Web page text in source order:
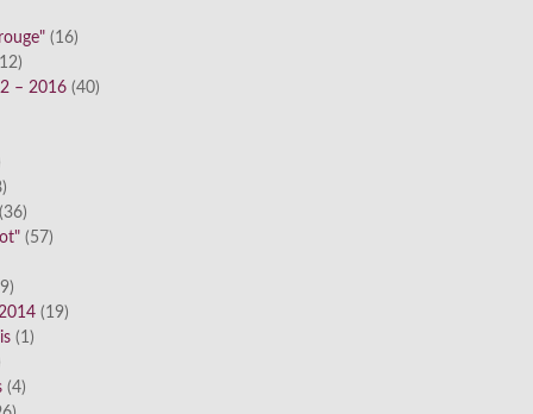
(16)
– 2016 (40)
(36)
(57)
(19)
(1)
(4)